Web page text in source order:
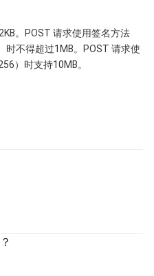
。POST 请求使用签名方法
时不得超过1MB。POST 请求使
）时支持10MB。